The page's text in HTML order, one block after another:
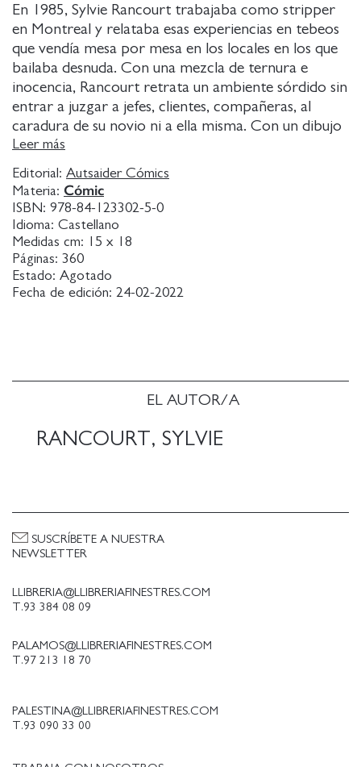
EL AUTOR/A
RANCOURT, SYLVIE
En 1985, Sylvie Rancourt trabajaba como stripper
en Montreal y relataba esas experiencias en tebeos
que vendía mesa por mesa en los locales en los que
bailaba desnuda. Con una mezcla de ternura e
inocencia, Rancourt retrata un ambiente sórdido sin
entrar a juzgar a jefes, clientes, compañeras, al
caradura de su novio ni a ella misma. Con un dibujo
naif que potencia el contraste entre fondo y forma,
cuenta el día a día de una vida no precisamente fácil.
Chris Ware escribe el prólogo, fascinado por el
conocimiento intuitivo del medio y la perfección
narrativa de la artista en su primera incursión en el
mundo del cómic. Su edición en Estados Unidos
vendió 125.000 ejemplares.
Leer más
Editorial: Autsaider Cómics
Materia: Cómic
ISBN: 978-84-123302-5-0
Idioma: Castellano
Medidas cm:
15 x 18
Páginas: 360
Estado: Agotado
Fecha de edición: 24-02-2022
LLIBRERIA@LLIBRERIAFINESTRES.COM
T.93 384 08 09
PALAMOS@LLIBRERIAFINESTRES.COM
T.97 213 18 70
PALESTINA@LLIBRERIAFINESTRES.COM
T.93 090 33 00
SUSCRÍBETE A NUESTRA
NEWSLETTER